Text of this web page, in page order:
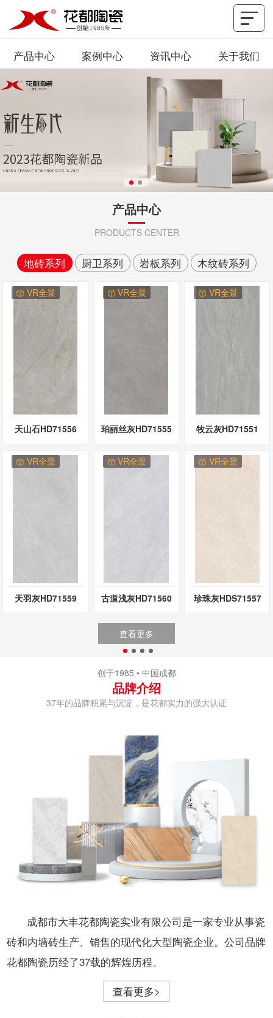
产品中心 案例中心 资讯中心 关于我们
产品中心
PRODUCTS CENTER
地砖系列 厨卫系列 岩板系列 木纹砖系列
VR全景
天山石HD71556
VR全景
珀丽丝灰HD71555
VR全景
牧云灰HD71551
VR全景
天羽灰HD71559
VR全景
古道浅灰HD71560
VR全景
珍珠灰HDS71557
查看更多
创于1985 • 中国成都
品牌介绍
37年的品牌积累与沉淀，是花都实力的强大认证
成都市大丰花都陶瓷实业有限公司是一家专业从事瓷
砖和内墙砖生产、销售的现代化大型陶瓷企业。公司品牌
花都陶瓷历经了37载的辉煌历程。
查看更多>